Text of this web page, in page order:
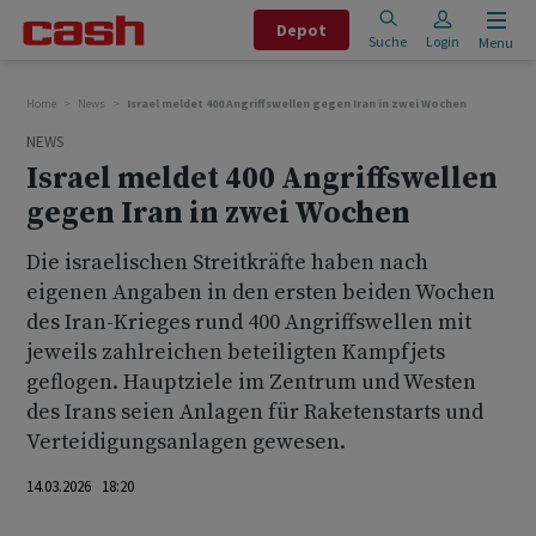
Depot
Suche Login Menu
Home News Israel meldet 400 Angriffswellen gegen Iran in zwei Wochen
NEWS
Israel meldet 400 Angriffswellen
gegen Iran in zwei Wochen
Die israelischen Streitkräfte haben nach
eigenen Angaben in den ersten beiden Wochen
des Iran-Krieges rund 400 Angriffswellen mit
jeweils zahlreichen beteiligten Kampfjets
geflogen. Hauptziele im Zentrum und Westen
des Irans seien Anlagen für Raketenstarts und
Verteidigungsanlagen gewesen.
14.03.2026 18:20